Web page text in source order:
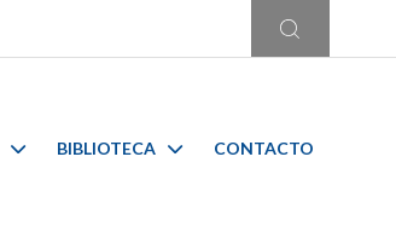
BIBLIOTECA CONTACTO